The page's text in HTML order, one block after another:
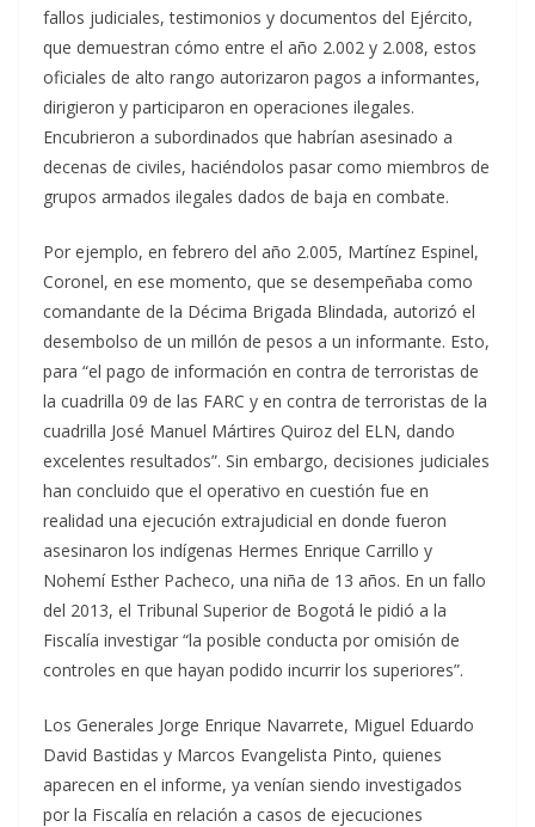
fallos judiciales, testimonios y documentos del Ejército,
que demuestran cómo entre el año 2.002 y 2.008, estos
oficiales de alto rango autorizaron pagos a informantes,
dirigieron y participaron en operaciones ilegales.
Encubrieron a subordinados que habrían asesinado a
decenas de civiles, haciéndolos pasar como miembros de
grupos armados ilegales dados de baja en combate.
Por ejemplo, en febrero del año 2.005, Martínez Espinel,
Coronel, en ese momento, que se desempeñaba como
comandante de la Décima Brigada Blindada, autorizó el
desembolso de un millón de pesos a un informante. Esto,
para “el pago de información en contra de terroristas de
la cuadrilla 09 de las FARC y en contra de terroristas de la
cuadrilla José Manuel Mártires Quiroz del ELN, dando
excelentes resultados”. Sin embargo, decisiones judiciales
han concluido que el operativo en cuestión fue en
realidad una ejecución extrajudicial en donde fueron
asesinaron los indígenas Hermes Enrique Carrillo y
Nohemí Esther Pacheco, una niña de 13 años. En un fallo
del 2013, el Tribunal Superior de Bogotá le pidió a la
Fiscalía investigar “la posible conducta por omisión de
controles en que hayan podido incurrir los superiores”.
Los Generales Jorge Enrique Navarrete, Miguel Eduardo
David Bastidas y Marcos Evangelista Pinto, quienes
aparecen en el informe, ya venían siendo investigados
por la Fiscalía en relación a casos de ejecuciones